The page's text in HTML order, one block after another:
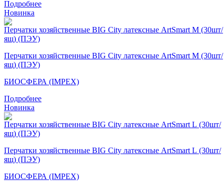
Подробнее
Новинка
Перчатки хозяйственные BIG City латексные ArtSmart M (30шт/
ящ) (ПЭУ)
БИОСФЕРА (IMPEX)
Подробнее
Новинка
Перчатки хозяйственные BIG City латексные ArtSmart L (30шт/
ящ) (ПЭУ)
БИОСФЕРА (IMPEX)